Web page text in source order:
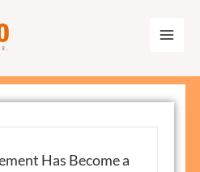
Has Become a